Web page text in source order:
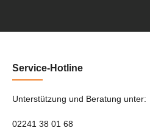
Service-Hotline
Unterstützung und Beratung unter:
02241 38 01 68